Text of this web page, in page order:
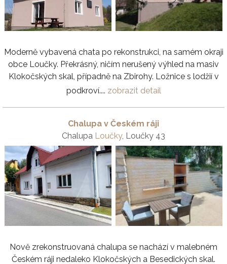
Moderně vybavená chata po rekonstrukci, na samém okraji
obce Loučky. Překrásný, ničím nerušený výhled na masiv
Klokočských skal, případně na Zbirohy. Ložnice s lodžií v
podkroví.... zobrazit detail
Chalupa v Českém ráji
Chalupa Loučky, Loučky 43
Nově zrekonstruovaná chalupa se nachází v malebném
Českém ráji nedaleko Klokočských a Besedických skal.